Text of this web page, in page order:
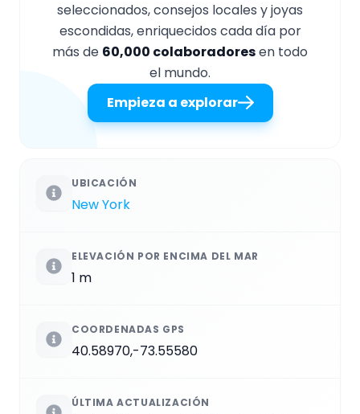
seleccionados, consejos locales y joyas
escondidas, enriquecidos cada día por
más de 60,000 colaboradoresen todo
el mundo.
Empieza a explorar
UBICACIÓN
New York
ELEVACIÓN POR ENCIMA DEL MAR
1 m
COORDENADAS GPS
40.58970,-73.55580
ÚLTIMA ACTUALIZACIÓN